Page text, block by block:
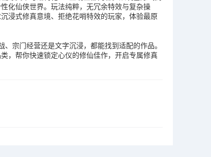
化仙侠世界。玩法纯粹，无冗余特效与复杂操
浸式修真意境、拒绝花哨特效的玩家，体验最原
宗门经营还是文字沉浸，都能找到适配的作品。
，帮你快速锁定心仪的修仙佳作，开启专属修真